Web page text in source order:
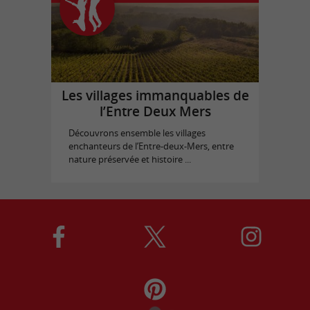
Les villages immanquables de
l’Entre Deux Mers
Découvrons ensemble les villages
enchanteurs de l’Entre-deux-Mers, entre
nature préservée et histoire ...